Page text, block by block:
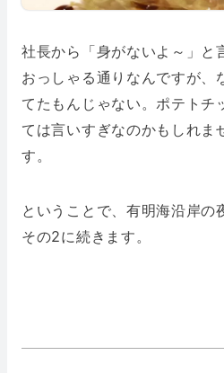
社長から「身がないよ～」と
おっしゃる通りなんですが、
てたもんじゃない。ポテトチ
ては言いすぎなのかもしれま
す。
ということで、有明海沿岸の
その2に続きます。